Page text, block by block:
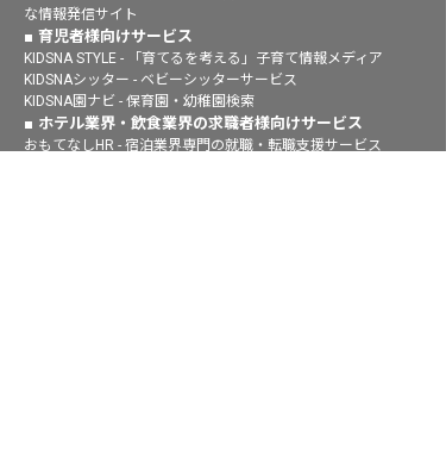
な情報発信サイト
育児者様向けサービス
KIDSNA STYLE - 「育てるを考える」子育て情報メディア
KIDSNAシッター - ベビーシッターサービス
KIDSNA園ナビ - 保育園・幼稚園検索
ホテル業界・飲食業界の求職者様向けサービス
おもてなしHR - 宿泊業界専門の就職・転職支援サービス